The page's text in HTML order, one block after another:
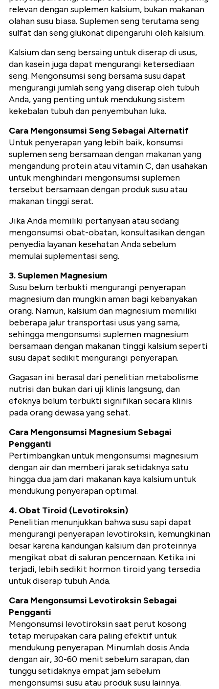
relevan dengan suplemen kalsium, bukan makanan
olahan susu biasa. Suplemen seng terutama seng
sulfat dan seng glukonat dipengaruhi oleh kalsium.
Kalsium dan seng bersaing untuk diserap di usus,
dan kasein juga dapat mengurangi ketersediaan
seng. Mengonsumsi seng bersama susu dapat
mengurangi jumlah seng yang diserap oleh tubuh
Anda, yang penting untuk mendukung sistem
kekebalan tubuh dan penyembuhan luka.
Cara Mengonsumsi Seng Sebagai Alternatif
Untuk penyerapan yang lebih baik, konsumsi
suplemen seng bersamaan dengan makanan yang
mengandung protein atau vitamin C, dan usahakan
untuk menghindari mengonsumsi suplemen
tersebut bersamaan dengan produk susu atau
makanan tinggi serat.
Jika Anda memiliki pertanyaan atau sedang
mengonsumsi obat-obatan, konsultasikan dengan
penyedia layanan kesehatan Anda sebelum
memulai suplementasi seng.
3. Suplemen Magnesium
Susu belum terbukti mengurangi penyerapan
magnesium dan mungkin aman bagi kebanyakan
orang. Namun, kalsium dan magnesium memiliki
beberapa jalur transportasi usus yang sama,
sehingga mengonsumsi suplemen magnesium
bersamaan dengan makanan tinggi kalsium seperti
susu dapat sedikit mengurangi penyerapan.
Gagasan ini berasal dari penelitian metabolisme
nutrisi dan bukan dari uji klinis langsung, dan
efeknya belum terbukti signifikan secara klinis
pada orang dewasa yang sehat.
Cara Mengonsumsi Magnesium Sebagai
Pengganti
Pertimbangkan untuk mengonsumsi magnesium
dengan air dan memberi jarak setidaknya satu
hingga dua jam dari makanan kaya kalsium untuk
mendukung penyerapan optimal.
4. Obat Tiroid (Levotiroksin)
Penelitian menunjukkan bahwa susu sapi dapat
mengurangi penyerapan levotiroksin, kemungkinan
besar karena kandungan kalsium dan proteinnya
mengikat obat di saluran pencernaan. Ketika ini
terjadi, lebih sedikit hormon tiroid yang tersedia
untuk diserap tubuh Anda.
Cara Mengonsumsi Levotiroksin Sebagai
Pengganti
Mengonsumsi levotiroksin saat perut kosong
tetap merupakan cara paling efektif untuk
mendukung penyerapan. Minumlah dosis Anda
dengan air, 30-60 menit sebelum sarapan, dan
tunggu setidaknya empat jam sebelum
mengonsumsi susu atau produk susu lainnya.